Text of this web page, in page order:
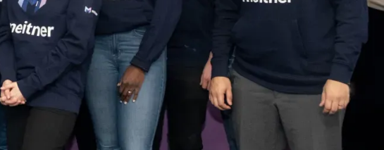
efterfrågan och etableringen
Alexander Grepe (tidigare vd
det senaste året har Meitner
skolplattform.
i många år ser jag ett enormt behov